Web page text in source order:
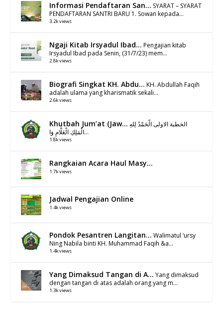
Informasi Pendaftaran San... SYARAT – SYARAT
PENDAFTARAN SANTRI BARU 1. Sowan kepada...
3.2k views
Ngaji Kitab Irsyadul Ibad... Pengajian kitab
Irsyadul Ibad pada Senin, (31/7/23) mem...
2.8k views
Biografi Singkat KH. Abdu... KH. Abdullah Faqih
adalah ulama yang kharismatik sekali...
2.6k views
Khutbah Jum’at (Jaw... الخطبة الاولى الْحَمْدُ لِلهِ
الْمَلِكِ الْعَلَّامِ وَا...
1.8k views
Rangkaian Acara Haul Masy...
1.7k views
Jadwal Pengajian Online
1.4k views
Pondok Pesantren Langitan... Walimatul ‘ursy
Ning Nabila binti KH. Muhammad Faqih &a...
1.4k views
Yang Dimaksud Tangan di A... Yang dimaksud
dengan tangan di atas adalah orang yang m...
1.3k views